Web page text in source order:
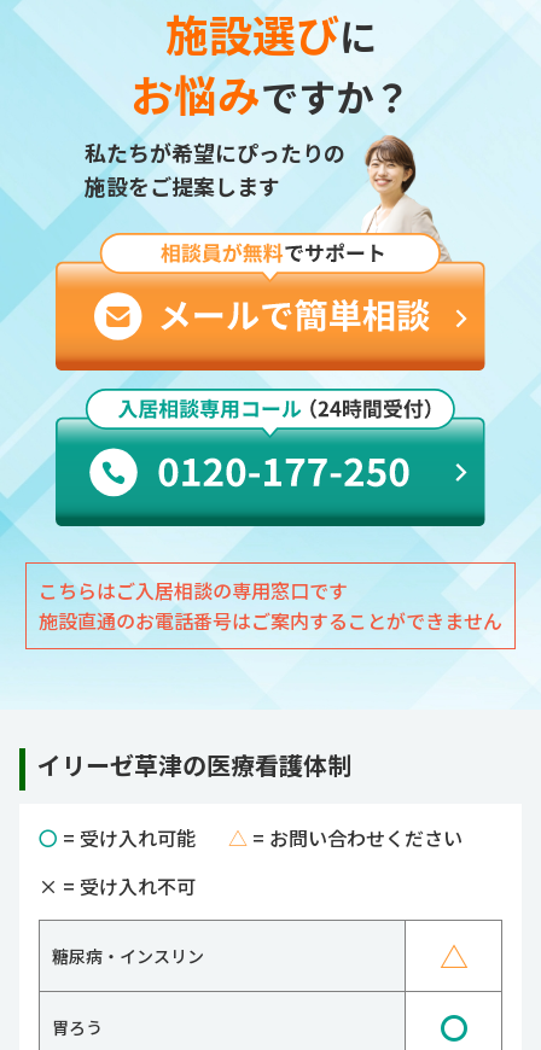
施設選びに
お悩みですか？
私たちが希望にぴったりの
施設をご提案します
こちらはご入居相談の専用窓口です
施設直通のお電話番号はご案内することができません
イリーゼ草津の医療看護体制
〇 = 受け入れ可能 △ = お問い合わせください
× = 受け入れ不可
糖尿病・インスリン △
胃ろう 〇